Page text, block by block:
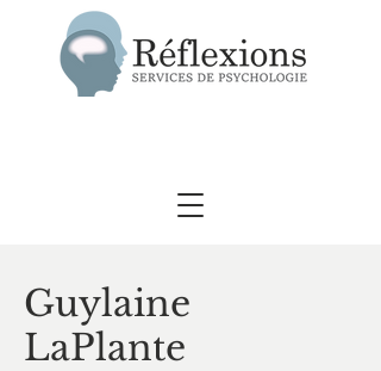
Guylaine
LaPlante